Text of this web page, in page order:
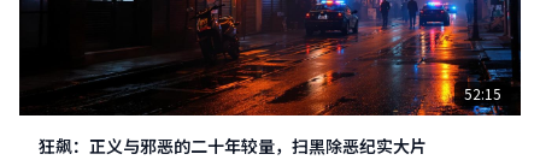
52:15
狂飙：正义与邪恶的二十年较量，扫黑除恶纪实大片